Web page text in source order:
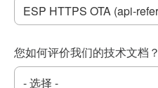
您如何评价我们的技术文档？